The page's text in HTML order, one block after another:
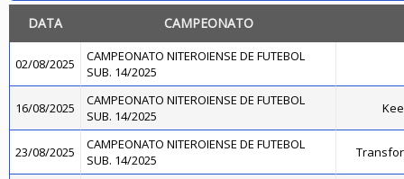
DATA CAMPEONATO
02/08/2025
CAMPEONATO NITEROIENSE DE FUTEBOL
SUB. 14/2025
16/08/2025
CAMPEONATO NITEROIENSE DE FUTEBOL
SUB. 14/2025
23/08/2025
CAMPEONATO NITEROIENSE DE FUTEBOL
SUB. 14/2025